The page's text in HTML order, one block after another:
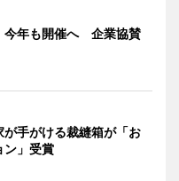
今年も開催へ 企業協賛
が手がける裁縫箱が「お
ン」受賞